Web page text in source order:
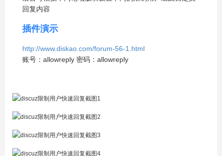
回复内容
插件演示
http://www.diskao.com/forum-56-1.html
账号：allowreply 密码：allowreply